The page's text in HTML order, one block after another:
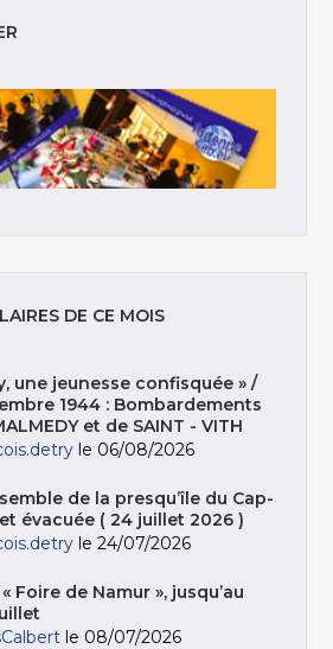
DE CE MOIS
une jeunesse confisquée » /
1944 : Bombardements
et de SAINT - VITH
le 06/08/2026
de la presqu’île du Cap-
évacuée ( 24 juillet 2026 )
le 24/07/2026
« Foire de Namur », jusqu’au
le 08/07/2026